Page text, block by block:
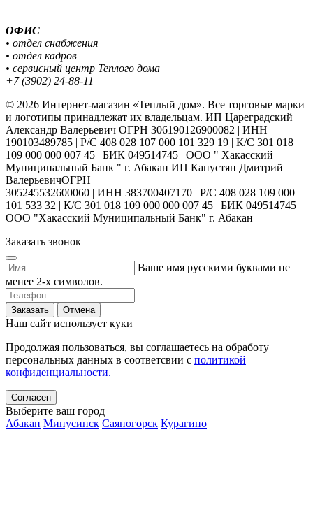
ОФИС
• отдел снабжения
• отдел кадров
• сервисный центр Теплого дома
+7 (3902) 24-88-11
© 2026 Интернет-магазин «Теплый дом». Все торговые марки
и логотипы принадлежат их владельцам. ИП Цареградский
Александр Валерьевич ОГРН 306190126900082 | ИНН
190103489785 | Р/С 408 028 107 000 101 329 19 | К/С 301 018
109 000 000 007 45 | БИК 049514745 | ООО " Хакасский
Муниципальный Банк " г. Абакан ИП Капустян Дмитрий
ВалерьевичОГРН
305245532600060 | ИНН 383700407170 | Р/С 408 028 109 000
101 533 32 | К/С 301 018 109 000 000 007 45 | БИК 049514745 |
ООО "Хакасский Муниципальный Банк" г. Абакан
Заказать звонок
Ваше имя русскими буквами не
менее 2-х символов.
Заказать Отмена
Наш сайт использует куки
Продолжая пользоваться, вы соглашаетесь на обработу
персональных данных в соответсвии с политикой
конфиденциальности.
Согласен
Выберите ваш город
Абакан Минусинск Саяногорск Курагино